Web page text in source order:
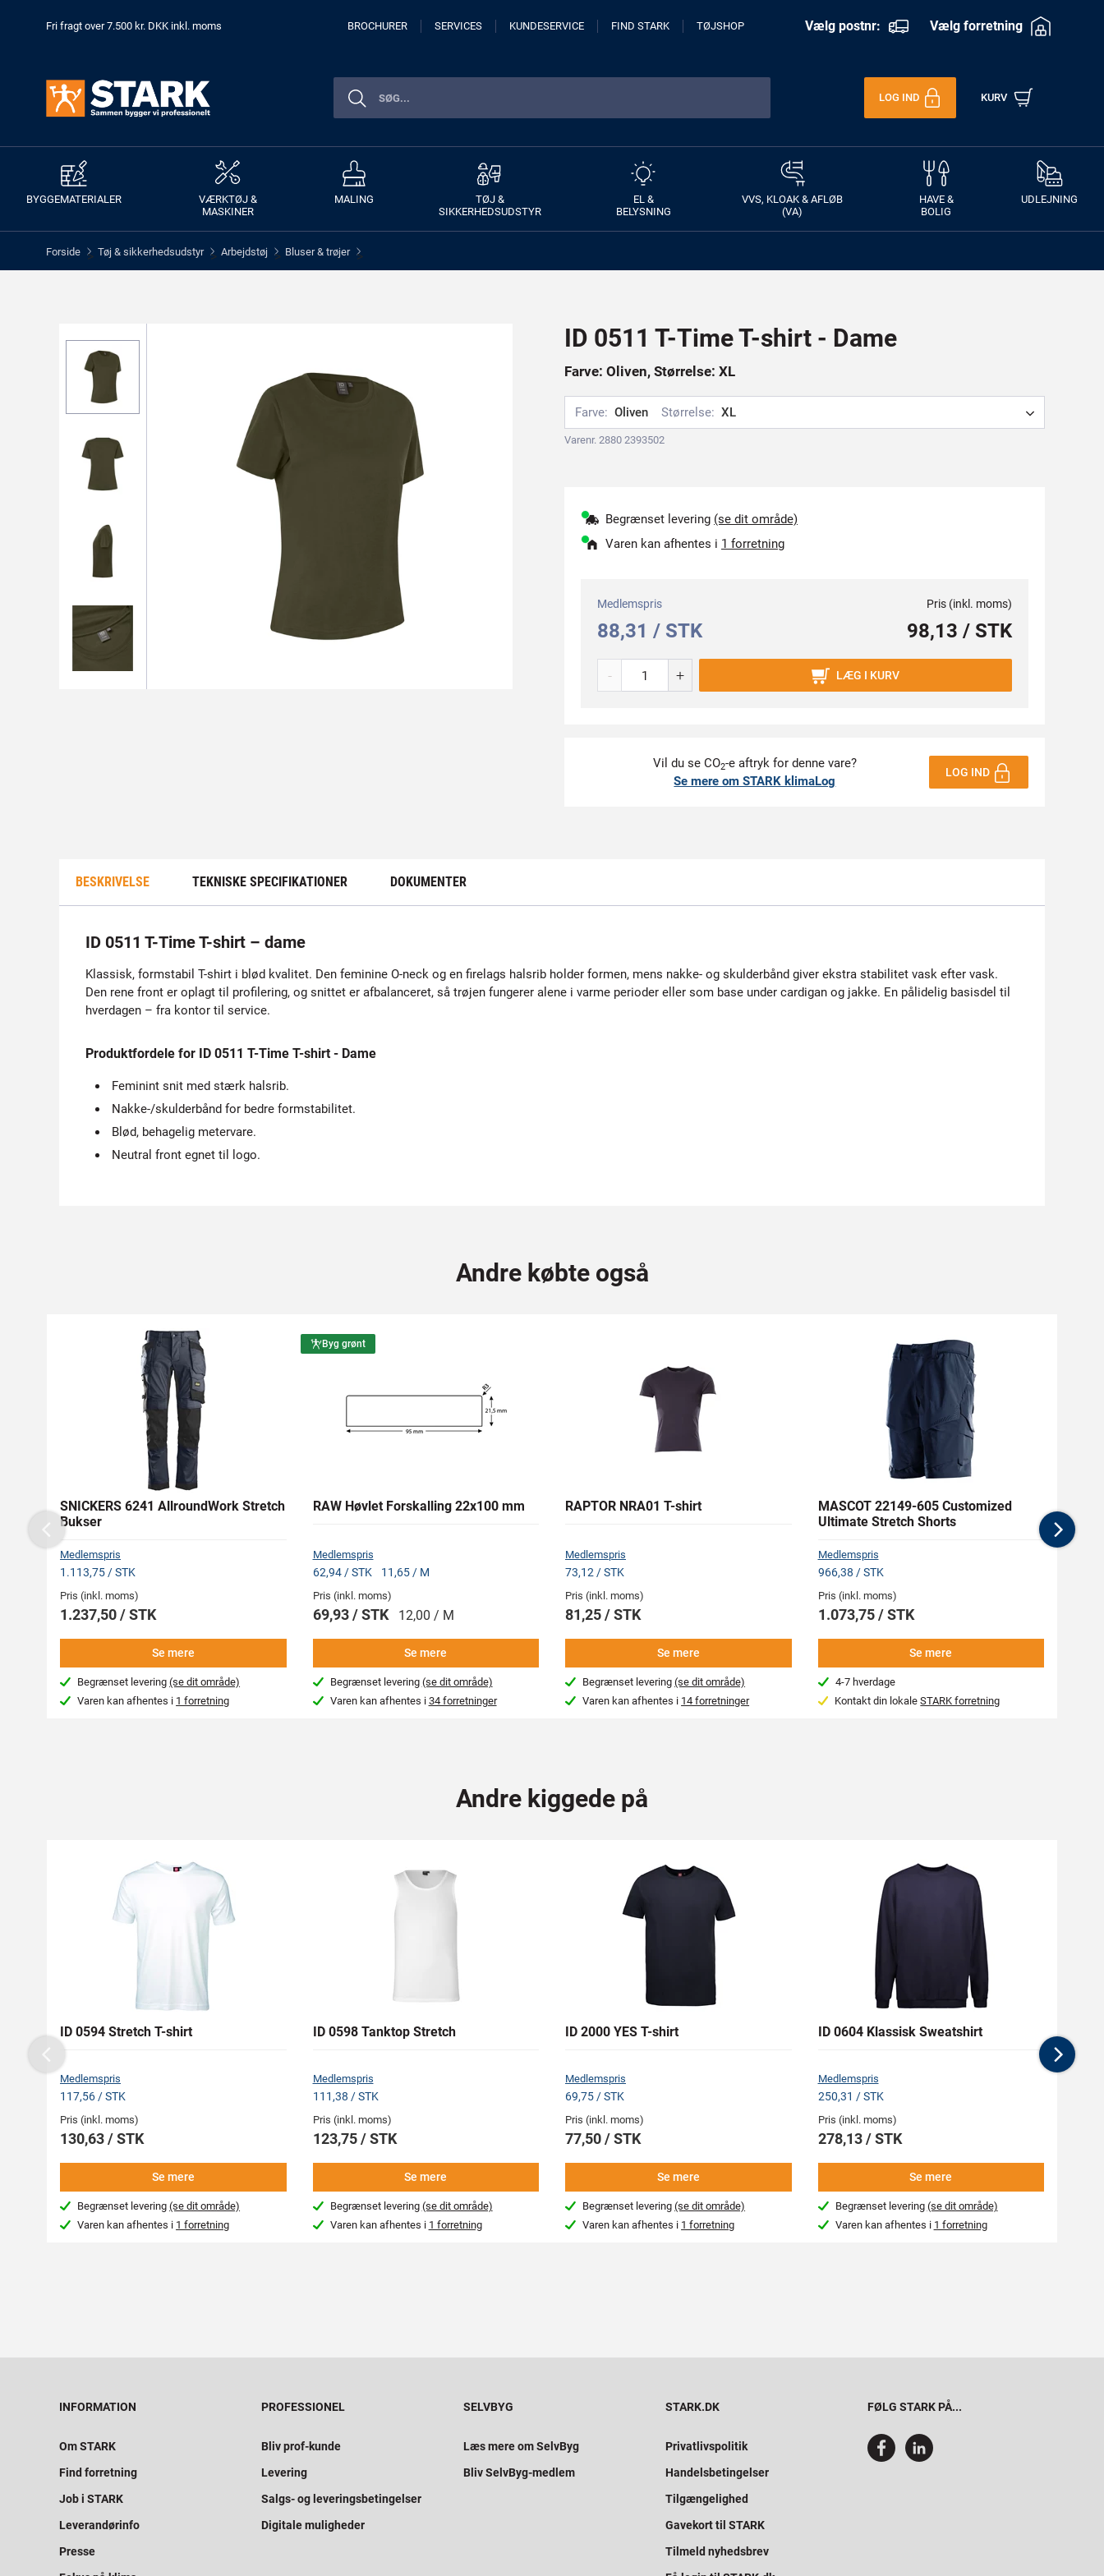
Fri fragt over 7.500 kr. DKK inkl. moms BROCHURER SERVICES KUNDESERVICE FIND STARK TØJSHOP Vælg postnr: Vælg forretning
LOG IND KURV
BYGGEMATERIALER
VÆRKTØJ &
MASKINER
MALING
TØJ &
SIKKERHEDSUDSTYR
EL &
BELYSNING
VVS, KLOAK & AFLØB
(VA)
HAVE &
BOLIG
UDLEJNING
Forside > Tøj & sikkerhedsudstyr > Arbejdstøj > Bluser & trøjer >
ID 0511 T-Time T-shirt - Dame
Farve: Oliven, Størrelse: XL
Farve: Oliven Størrelse: XL
Varenr. 2880 2393502
Begrænset levering (se dit område)
Varen kan afhentes i 1 forretning
Medlemspris
88,31 / STK
Pris (inkl. moms)
98,13 / STK
- + LÆG I KURV
Vil du se CO2-e aftryk for denne vare?
Se mere om STARK klimaLog
LOG IND
BESKRIVELSE TEKNISKE SPECIFIKATIONER DOKUMENTER
ID 0511 T-Time T-shirt – dame
Klassisk, formstabil T-shirt i blød kvalitet. Den feminine O-neck og en firelags halsrib holder formen, mens nakke- og skulderbånd giver ekstra stabilitet vask efter vask.
Den rene front er oplagt til profilering, og snittet er afbalanceret, så trøjen fungerer alene i varme perioder eller som base under cardigan og jakke. En pålidelig basisdel til
hverdagen – fra kontor til service.
Produktfordele for ID 0511 T-Time T-shirt - Dame
Feminint snit med stærk halsrib.
Nakke-/skulderbånd for bedre formstabilitet.
Blød, behagelig metervare.
Neutral front egnet til logo.
Andre købte også
SNICKERS 6241 AllroundWork Stretch
Bukser
Medlemspris
1.113,75 / STK
Pris (inkl. moms)
1.237,50 / STK
Se mere
Begrænset levering(se dit område)
Varen kan afhentes i 1 forretning
Byg grønt
RAW Høvlet Forskalling 22x100 mm
Medlemspris
62,94 / STK 11,65 / M
Pris (inkl. moms)
69,93 / STK 12,00 / M
Se mere
Begrænset levering (se dit område)
Varen kan afhentes i 34 forretninger
RAPTOR NRA01 T-shirt
Medlemspris
73,12 / STK
Pris (inkl. moms)
81,25 / STK
Se mere
Begrænset levering(se dit område)
Varen kan afhentes i 14 forretninger
MASCOT 22149-605 Customized
Ultimate Stretch Shorts
Medlemspris
966,38 / STK
Pris (inkl. moms)
1.073,75 / STK
Se mere
4-7 hverdage
Kontakt din lokaleSTARK forretning
Previous
Andre kiggede på
ID 0594 Stretch T-shirt
Medlemspris
117,56 / STK
Pris (inkl. moms)
130,63 / STK
Se mere
Begrænset levering(se dit område)
Varen kan afhentes i 1 forretning
ID 0598 Tanktop Stretch
Medlemspris
111,38 / STK
Pris (inkl. moms)
123,75 / STK
Se mere
Begrænset levering (se dit område)
Varen kan afhentes i 1 forretning
ID 2000 YES T-shirt
Medlemspris
69,75 / STK
Pris (inkl. moms)
77,50 / STK
Se mere
Begrænset levering(se dit område)
Varen kan afhentes i 1 forretning
ID 0604 Klassisk Sweatshirt
Medlemspris
250,31 / STK
Pris (inkl. moms)
278,13 / STK
Se mere
Begrænset levering (se dit område)
Varen kan afhentes i 1 forretning
Previous
INFORMATION
Om STARK
Find forretning
Job i STARK
Leverandørinfo
Presse
PROFESSIONEL
Bliv prof-kunde
Levering
Salgs- og leveringsbetingelser
Digitale muligheder
SELVBYG
Læs mere om SelvByg
Bliv SelvByg-medlem
STARK.DK
Privatlivspolitik
Handelsbetingelser
Tilgængelighed
Gavekort til STARK
Tilmeld nyhedsbrev
FØLG STARK PÅ...